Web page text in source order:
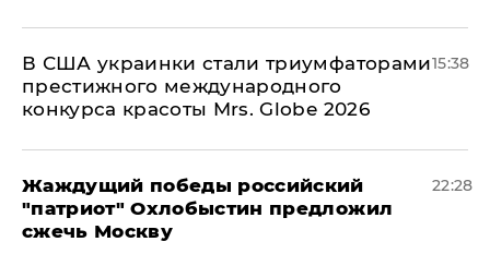
В США украинки стали триумфаторами
престижного международного
конкурса красоты Mrs. Globe 2026
15:38
Жаждущий победы российский
"патриот" Охлобыстин предложил
сжечь Москву
22:28